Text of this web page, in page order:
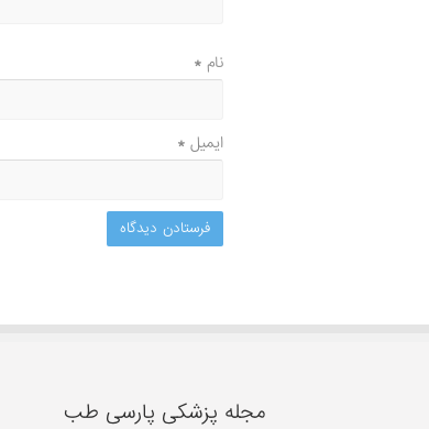
نام *
ایمیل *
مجله پزشکی پارسی طب